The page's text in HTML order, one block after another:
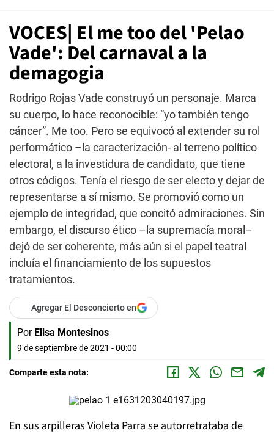
VOCES| El me too del 'Pelao
Vade': Del carnaval a la
demagogia
Rodrigo Rojas Vade construyó un personaje. Marca
su cuerpo, lo hace reconocible: “yo también tengo
cáncer”. Me too. Pero se equivocó al extender su rol
performático –la caracterización- al terreno político
electoral, a la investidura de candidato, que tiene
otros códigos. Tenía el riesgo de ser electo y dejar de
representarse a sí mismo. Se promovió como un
ejemplo de integridad, que concitó admiraciones. Sin
embargo, el discurso ético –la supremacía moral–
dejó de ser coherente, más aún si el papel teatral
incluía el financiamiento de los supuestos
tratamientos.
Agregar El Desconcierto en
Por Elisa Montesinos
9 de septiembre de 2021 - 00:00
Comparte esta nota:
En sus arpilleras Violeta Parra se autorretrataba de